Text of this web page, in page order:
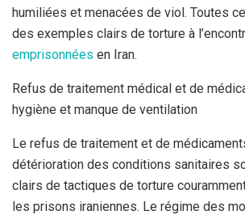
humiliées et menacées de viol. Toutes
des exemples clairs de torture à
emprisonnées en Iran.
Refus de traitement médical et de
hygiène et manque de ventilation
Le refus de traitement et de
détérioration des conditions sanitaires
clairs de tactiques de torture
les prisons iraniennes. Le régime des